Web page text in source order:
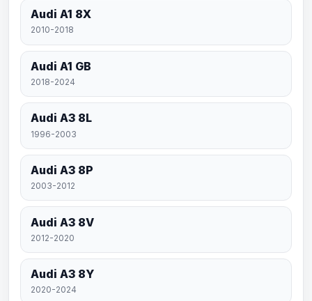
Audi A1 8X
2010-2018
Audi A1 GB
2018-2024
Audi A3 8L
1996-2003
Audi A3 8P
2003-2012
Audi A3 8V
2012-2020
Audi A3 8Y
2020-2024